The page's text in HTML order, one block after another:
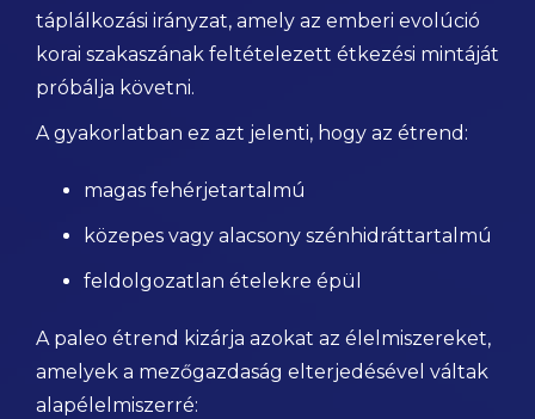
táplálkozási irányzat, amely az emberi evolúció
korai szakaszának feltételezett étkezési mintáját
próbálja követni.
A gyakorlatban ez azt jelenti, hogy az étrend:
magas fehérjetartalmú
közepes vagy alacsony szénhidráttartalmú
feldolgozatlan ételekre épül
A paleo étrend kizárja azokat az élelmiszereket,
amelyek a mezőgazdaság elterjedésével váltak
alapélelmiszerré: